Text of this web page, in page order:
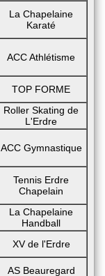
La Chapelaine
Karaté
ACC Athlétisme
TOP FORME
Roller Skating de
L'Erdre
ACC Gymnastique
Tennis Erdre
Chapelain
La Chapelaine
Handball
XV de l'Erdre
AS Beauregard